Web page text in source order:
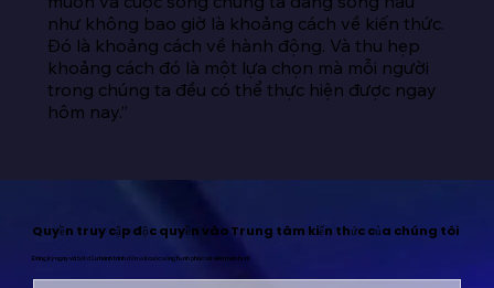
như không bao giờ là khoảng cách về kiến thức.
Đó là khoảng cách về hành động. Và thu hẹp
khoảng cách đó là một lựa chọn mà mỗi người
trong chúng ta đều có thể thực hiện được ngay
hôm nay.”
Quyền truy cập độc quyền vào Trung tâm kiến thức của chúng tôi
Đăng ký ngay và bắt đầu hành trình đến với cuộc sống hạnh phúc và viên mãn hơn!